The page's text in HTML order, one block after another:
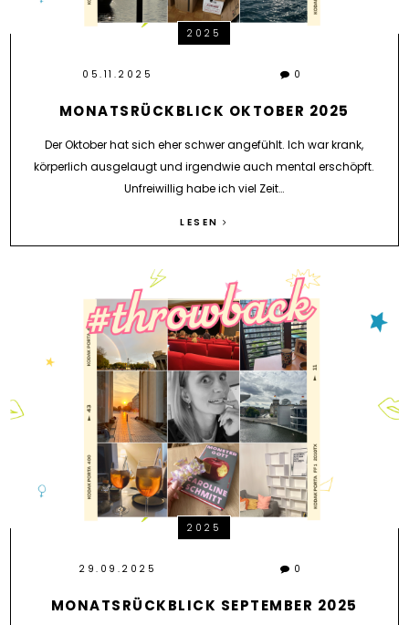
2025
05.11.2025 0
MONATSRÜCKBLICK OKTOBER 2025
Der Oktober hat sich eher schwer angefühlt. Ich war krank,
körperlich ausgelaugt und irgendwie auch mental erschöpft.
Unfreiwillig habe ich viel Zeit…
LESEN
2025
29.09.2025 0
MONATSRÜCKBLICK SEPTEMBER 2025